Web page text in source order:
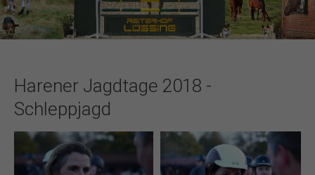
Harener Jagdtage 2018 -
Schleppjagd